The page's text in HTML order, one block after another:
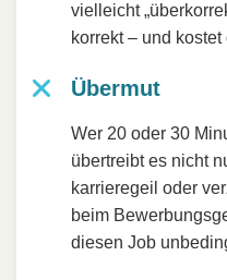
vielleicht
korrekt – und kostet
Übermut
Wer 20 oder 30
übertreibt es nicht
karrieregeil oder
beim
diesen Job